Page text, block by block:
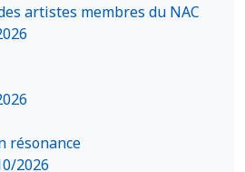
artistes membres du NAC
résonance
2026